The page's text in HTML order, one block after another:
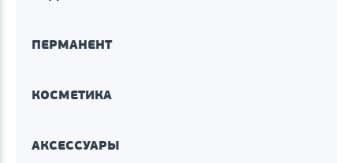
ПЕРМАНЕНТ
КОСМЕТИКА
АКСЕССУАРЫ